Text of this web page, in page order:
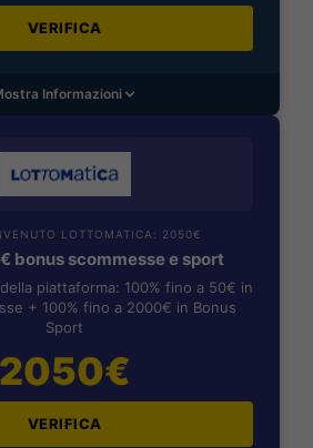
VERIFICA
Informazioni
LOTTOMATICA: 2050€
bonus scommesse e sport
piattaforma: 100% fino a 50€ in
+ 100% fino a 2000€ in Bonus
Sport
2050€
VERIFICA